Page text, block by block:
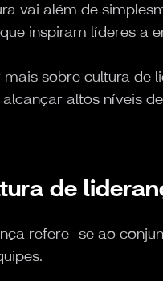
vai além de
inspiram líderes a
mais sobre cultura de
altos níveis
de
refere-se ao